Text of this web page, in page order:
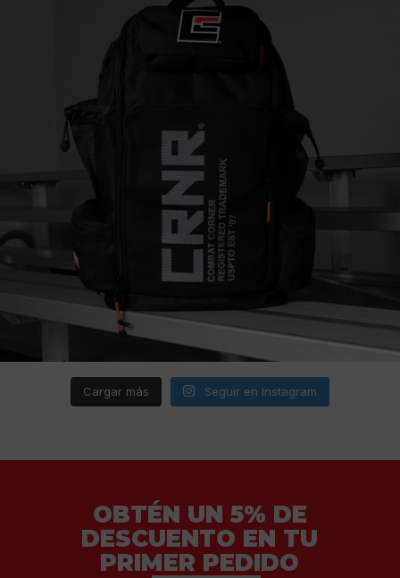
Cargar más Seguir en Instagram
OBTÉN UN 5% DE
DESCUENTO EN TU
PRIMER PEDIDO